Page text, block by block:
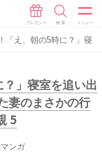
「え、朝の5時に？」寝
」寝室を追い出
妻のまさかの行
5
ンガ